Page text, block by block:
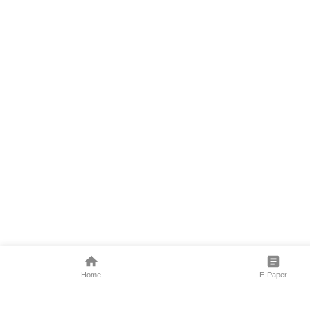
Home E-Paper